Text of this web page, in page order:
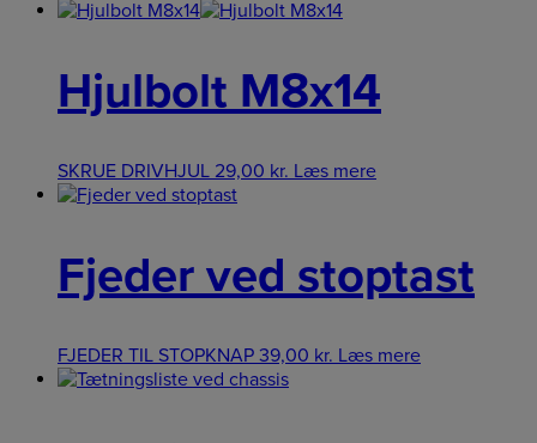
Hjulbolt M8x14
SKRUE DRIVHJUL 29,00 kr. Læs mere
Fjeder ved stoptast
FJEDER TIL STOPKNAP 39,00 kr. Læs mere